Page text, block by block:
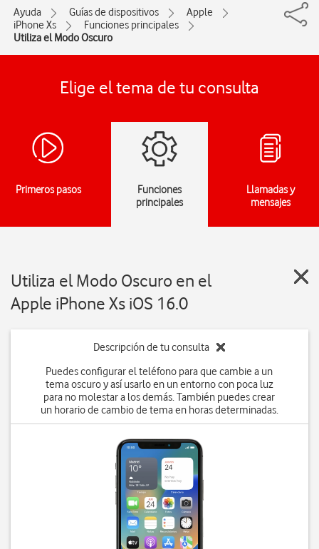
Ayuda Guías de dispositivos
Apple
iPhone Xs
Funciones principales
Utiliza el Modo Oscuro
Elige el tema de tu consulta
Primeros pasos
Funciones
principales
Llamadas y
mensajes
Utiliza el Modo Oscuro en el
Apple iPhone Xs iOS 16.0
Descripción de tu consulta
Puedes configurar el teléfono para que cambie a un
tema oscuro y así usarlo en un entorno con poca luz
para no molestar a los demás. También puedes crear
un horario de cambio de tema en horas determinadas.